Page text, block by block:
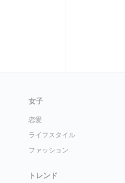
女子
恋愛
ライフスタイル
ファッション
トレンド